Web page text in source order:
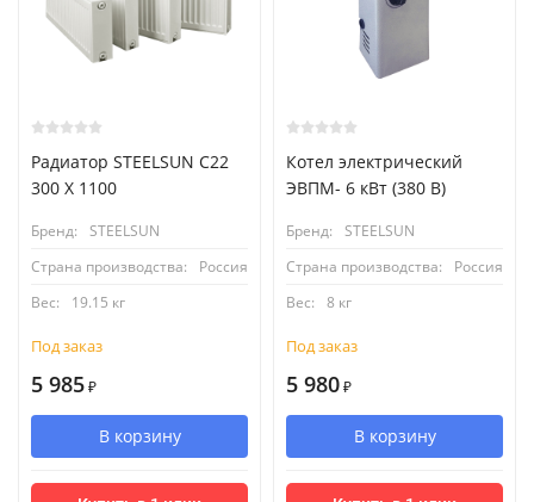
Радиатор STEELSUN С22
300 X 1100
Бренд:
STEELSUN
Страна производства:
Россия
Вес:
19.15 кг
Под заказ
5 985 ₽
В корзину
Котел электрический
ЭВПМ- 6 кВт (380 В)
Бренд:
STEELSUN
Страна производства:
Россия
Вес:
8 кг
Под заказ
5 980 ₽
В корзину